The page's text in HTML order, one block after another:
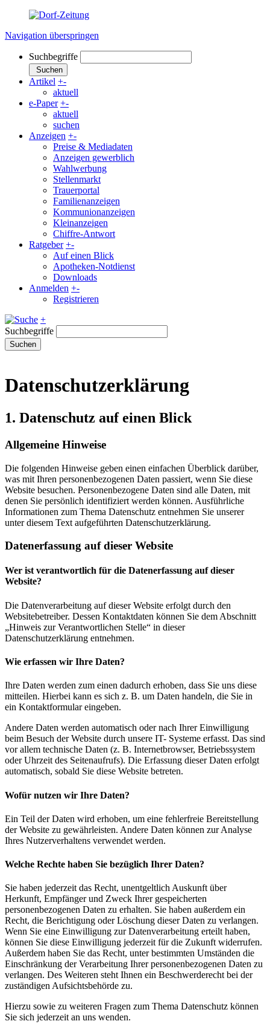
Navigation überspringen
Suchbegriffe
Suchen
Artikel +-
aktuell
e-Paper +-
aktuell
suchen
Anzeigen +-
Preise & Mediadaten
Anzeigen gewerblich
Wahlwerbung
Stellenmarkt
Trauerportal
Familienanzeigen
Kommunionanzeigen
Kleinanzeigen
Chiffre-Antwort
Ratgeber +-
Auf einen Blick
Apotheken-Notdienst
Downloads
Anmelden +-
Registrieren
+
Suchbegriffe
Suchen
Datenschutzerklärung
1. Datenschutz auf einen Blick
Allgemeine Hinweise
Die folgenden Hinweise geben einen einfachen Überblick darüber,
was mit Ihren personenbezogenen Daten passiert, wenn Sie diese
Website besuchen. Personenbezogene Daten sind alle Daten, mit
denen Sie persönlich identifiziert werden können. Ausführliche
Informationen zum Thema Datenschutz entnehmen Sie unserer
unter diesem Text aufgeführten Datenschutzerklärung.
Datenerfassung auf dieser Website
Wer ist verantwortlich für die Datenerfassung auf dieser
Website?
Die Datenverarbeitung auf dieser Website erfolgt durch den
Websitebetreiber. Dessen Kontaktdaten können Sie dem Abschnitt
„Hinweis zur Verantwortlichen Stelle“ in dieser
Datenschutzerklärung entnehmen.
Wie erfassen wir Ihre Daten?
Ihre Daten werden zum einen dadurch erhoben, dass Sie uns diese
mitteilen. Hierbei kann es sich z. B. um Daten handeln, die Sie in
ein Kontaktformular eingeben.
Andere Daten werden automatisch oder nach Ihrer Einwilligung
beim Besuch der Website durch unsere IT- Systeme erfasst. Das sind
vor allem technische Daten (z. B. Internetbrowser, Betriebssystem
oder Uhrzeit des Seitenaufrufs). Die Erfassung dieser Daten erfolgt
automatisch, sobald Sie diese Website betreten.
Wofür nutzen wir Ihre Daten?
Ein Teil der Daten wird erhoben, um eine fehlerfreie Bereitstellung
der Website zu gewährleisten. Andere Daten können zur Analyse
Ihres Nutzerverhaltens verwendet werden.
Welche Rechte haben Sie bezüglich Ihrer Daten?
Sie haben jederzeit das Recht, unentgeltlich Auskunft über
Herkunft, Empfänger und Zweck Ihrer gespeicherten
personenbezogenen Daten zu erhalten. Sie haben außerdem ein
Recht, die Berichtigung oder Löschung dieser Daten zu verlangen.
Wenn Sie eine Einwilligung zur Datenverarbeitung erteilt haben,
können Sie diese Einwilligung jederzeit für die Zukunft widerrufen.
Außerdem haben Sie das Recht, unter bestimmten Umständen die
Einschränkung der Verarbeitung Ihrer personenbezogenen Daten zu
verlangen. Des Weiteren steht Ihnen ein Beschwerderecht bei der
zuständigen Aufsichtsbehörde zu.
Hierzu sowie zu weiteren Fragen zum Thema Datenschutz können
Sie sich jederzeit an uns wenden.